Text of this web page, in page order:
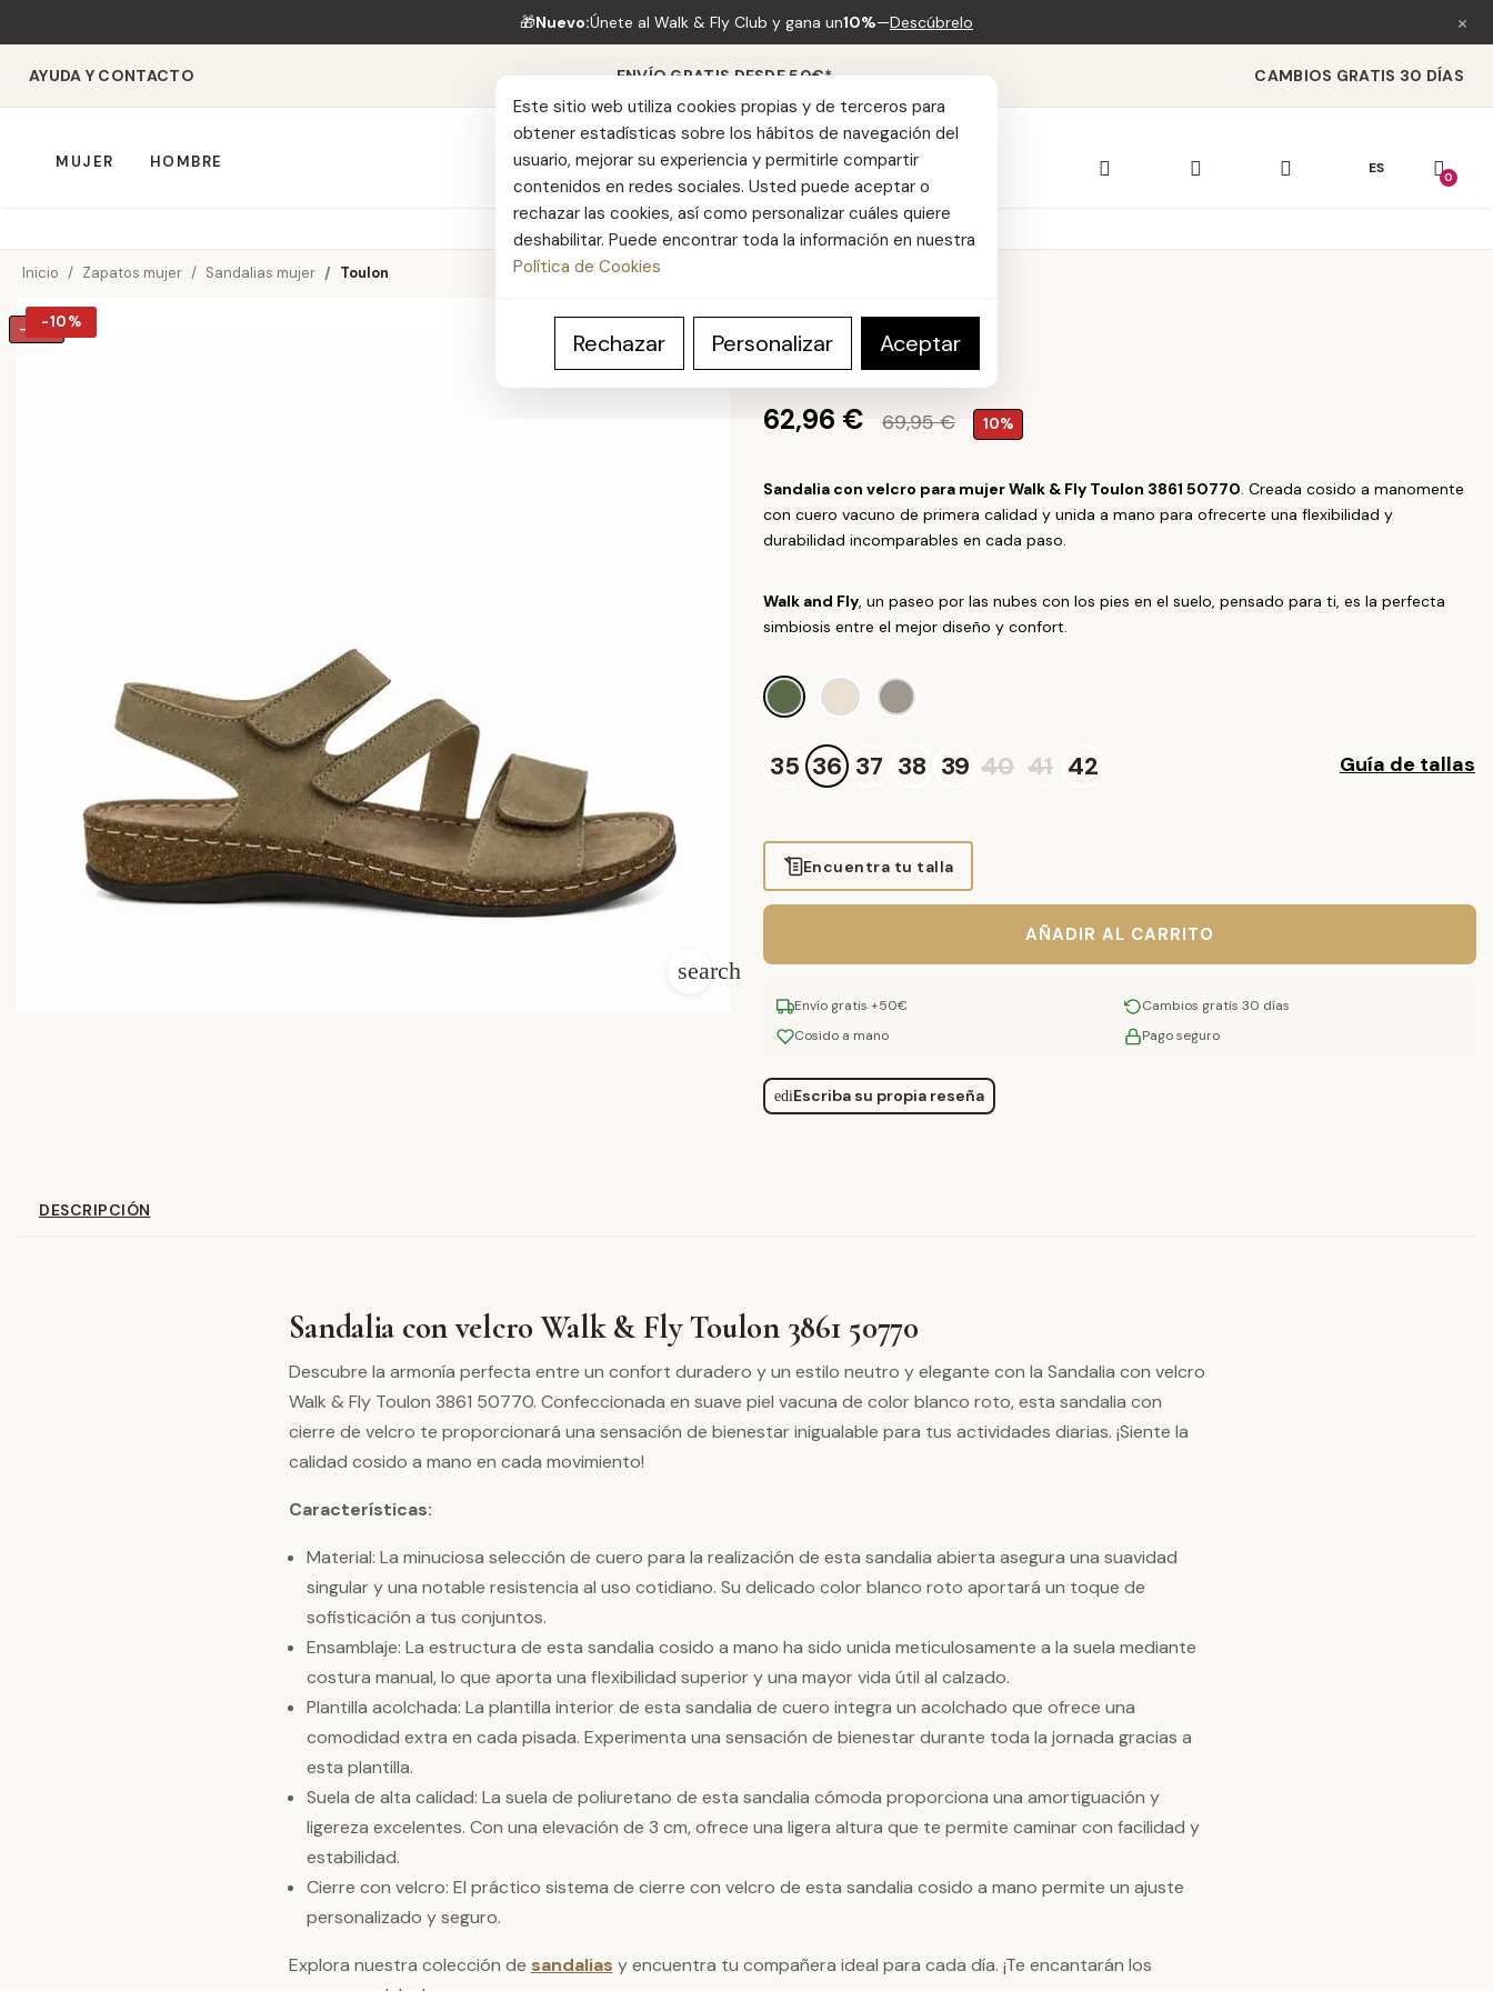
🎁Nuevo:Únete al Walk & Fly Club y gana un10%—Descúbrelo ×
AYUDA Y CONTACTO ENVÍO GRATIS DESDE 50€* CAMBIOS GRATIS 30 DÍAS
MUJER HOMBRE ES
0
Este sitio web utiliza cookies propias y de terceros para
obtener estadísticas sobre los hábitos de navegación del
usuario, mejorar su experiencia y permitirle compartir
contenidos en redes sociales. Usted puede aceptar o
rechazar las cookies, así como personalizar cuáles quiere
deshabilitar. Puede encontrar toda la información en nuestra
Política de Cookies
Rechazar Personalizar Aceptar
Inicio Zapatos mujer Sandalias mujer Toulon
-10%
search
-10% Toulon
62,96 € 69,95 € 10%
Sandalia con velcro para mujer Walk & Fly Toulon 3861 50770. Creada cosido a manomente
con cuero vacuno de primera calidad y unida a mano para ofrecerte una flexibilidad y
durabilidad incomparables en cada paso.
Walk and Fly, un paseo por las nubes con los pies en el suelo, pensado para ti, es la perfecta
simbiosis entre el mejor diseño y confort.
KAKI PERLA PIEDRA
35 36 37 38 39 40 41 42 Guía de tallas
Encuentra tu talla
AÑADIR AL CARRITO
Envío gratis +50€
Cambios gratis 30 días
Cosido a mano
Pago seguro
editEscriba su propia reseña
DESCRIPCIÓN
Sandalia con velcro Walk & Fly Toulon 3861 50770
Descubre la armonía perfecta entre un confort duradero y un estilo neutro y elegante con la Sandalia con velcro
Walk & Fly Toulon 3861 50770. Confeccionada en suave piel vacuna de color blanco roto, esta sandalia con
cierre de velcro te proporcionará una sensación de bienestar inigualable para tus actividades diarias. ¡Siente la
calidad cosido a mano en cada movimiento!
Características:
Material: La minuciosa selección de cuero para la realización de esta sandalia abierta asegura una suavidad
singular y una notable resistencia al uso cotidiano. Su delicado color blanco roto aportará un toque de
sofisticación a tus conjuntos.
Ensamblaje: La estructura de esta sandalia cosido a mano ha sido unida meticulosamente a la suela mediante
costura manual, lo que aporta una flexibilidad superior y una mayor vida útil al calzado.
Plantilla acolchada: La plantilla interior de esta sandalia de cuero integra un acolchado que ofrece una
comodidad extra en cada pisada. Experimenta una sensación de bienestar durante toda la jornada gracias a
esta plantilla.
Suela de alta calidad: La suela de poliuretano de esta sandalia cómoda proporciona una amortiguación y
ligereza excelentes. Con una elevación de 3 cm, ofrece una ligera altura que te permite caminar con facilidad y
estabilidad.
Cierre con velcro: El práctico sistema de cierre con velcro de esta sandalia cosido a mano permite un ajuste
personalizado y seguro.
Explora nuestra colección de sandalias y encuentra tu compañera ideal para cada día. ¡Te encantarán los